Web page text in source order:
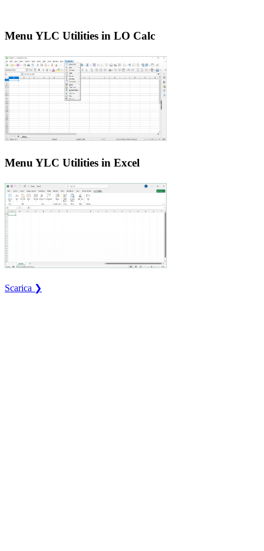
Menu YLC Utilities in LO Calc
Menu YLC Utilities in Excel
Scarica ❯